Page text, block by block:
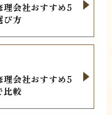
理会社おすすめ5
び方
会社おすすめ5
比較